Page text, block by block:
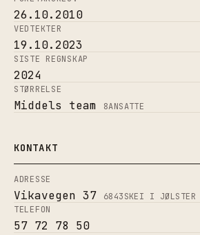
26.10.2010
VEDTEKTER
19.10.2023
SISTE REGNSKAP
2024
STØRRELSE
Middels team 8ANSATTE
KONTAKT
ADRESSE
Vikavegen 37 6843SKEI I JØLSTER
TELEFON
57 72 78 50